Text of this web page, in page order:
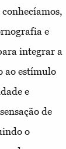
e
integrar a
ao estímulo
e
de
o